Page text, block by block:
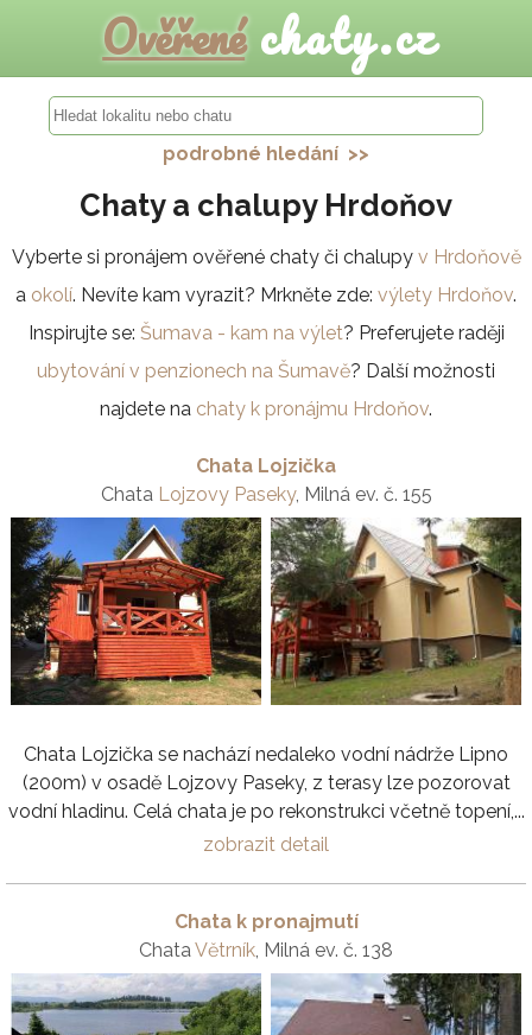
Ověřenéchaty.cz
podrobné hledání >>
Chaty a chalupy Hrdoňov
Vyberte si pronájem ověřené chaty či chalupy v Hrdoňově
a okolí. Nevíte kam vyrazit? Mrkněte zde: výlety Hrdoňov.
Inspirujte se: Šumava - kam na výlet? Preferujete raději
ubytování v penzionech na Šumavě? Další možnosti
najdete na chaty k pronájmu Hrdoňov.
Chata Lojzička
Chata Lojzovy Paseky, Milná ev. č. 155
Chata Lojzička se nachází nedaleko vodní nádrže Lipno
(200m) v osadě Lojzovy Paseky, z terasy lze pozorovat
vodní hladinu. Celá chata je po rekonstrukci včetně topení,...
zobrazit detail
Chata k pronajmutí
ChataVětrník, Milná ev. č. 138